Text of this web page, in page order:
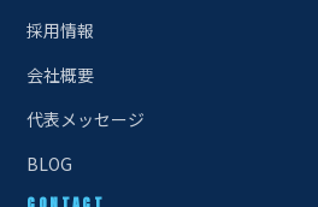
採用情報
会社概要
代表メッセージ
BLOG